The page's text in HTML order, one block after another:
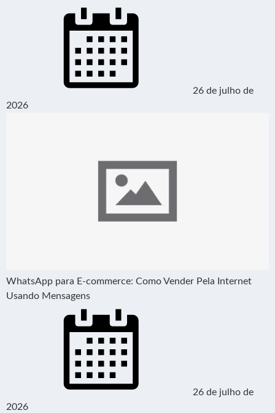
26 de julho de
2026
WhatsApp para E-commerce: Como Vender Pela Internet
Usando Mensagens
26 de julho de
2026